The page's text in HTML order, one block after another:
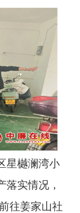
星樾澜湾小
落实情况，
往姜家山社